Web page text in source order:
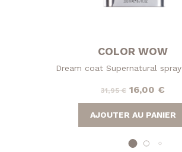
COLOR WOW
Dream coat Supernatural
31,95€ Le
prix
initial
31,95 €.
16,00 €Le
prix
AJOUTER AU PANIER